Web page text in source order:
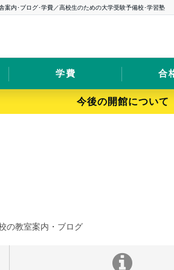
内･ブログ･学費／高校生のための大学受験予備校･学習塾
学費 合
今後の開館について
の教室案内・ブログ